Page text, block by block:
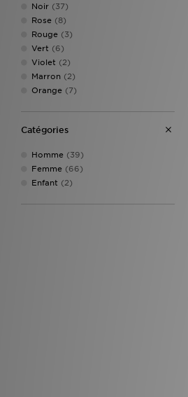
Noir (37)
Rose (8)
Rouge (3)
Vert (6)
Violet (2)
Marron (2)
Orange (7)
Catégories
Homme (39)
Femme (66)
Enfant (2)